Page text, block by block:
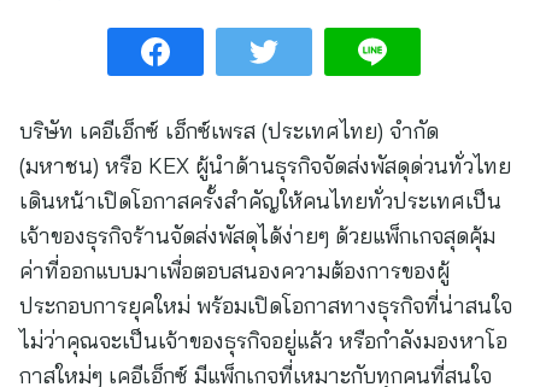
บริษัท เคอีเอ็กซ์ เอ็กซ์เพรส (ประเทศไทย) จำกัด
(มหาชน) หรือ KEX ผู้นำด้านธุรกิจจัดส่งพัสดุด่วนทั่วไทย
เดินหน้าเปิดโอกาสครั้งสำคัญให้คนไทยทั่วประเทศเป็น
เจ้าของธุรกิจร้านจัดส่งพัสดุได้ง่ายๆ ด้วยแพ็กเกจสุดคุ้ม
ค่าที่ออกแบบมาเพื่อตอบสนองความต้องการของผู้
ประกอบการยุคใหม่ พร้อมเปิดโอกาสทางธุรกิจที่น่าสนใจ
ไม่ว่าคุณจะเป็นเจ้าของธุรกิจอยู่แล้ว หรือกำลังมองหาโอ
กาสใหม่ๆ เคอีเอ็กซ์ มีแพ็กเกจที่เหมาะกับทุกคนที่สนใจ